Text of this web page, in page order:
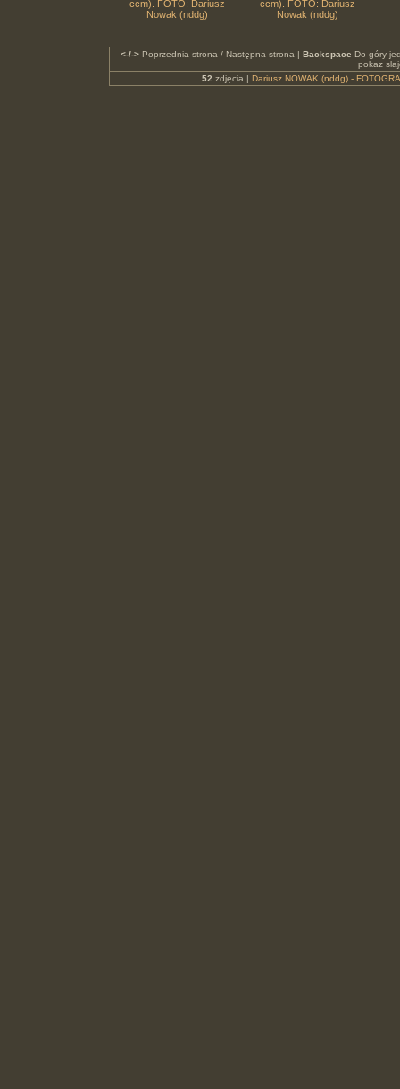
ccm). FOTO: Dariusz
Nowak (nddg)
ccm). FOTO: Dariusz
Nowak (nddg)
<-/->Poprzednia strona / Następna strona | Backspace Do góry
pokaz
52 zdjęcia | Dariusz NOWAK (nddg) -